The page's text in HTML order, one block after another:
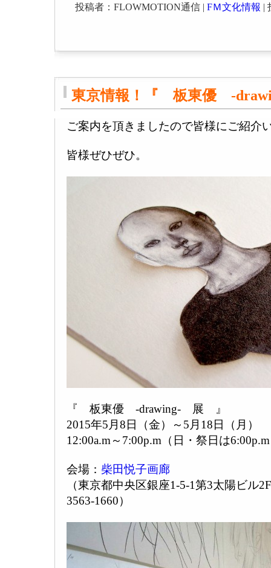
投稿者：FLOWMOTION通信 | FＭ文化情報 |
東京情報！『 板東優 -
ご案内を頂きましたので皆様にご紹介
皆様ぜひぜひ。
『 板東優 -drawing- 展 』
2015年5月8日（金）～5月18日（月）
12:00a.m～7:00p.m（日・祭日は
会場： 柴田悦子画廊
（東京都中央区銀座1-5-1第3太陽ビル
3563-1660）